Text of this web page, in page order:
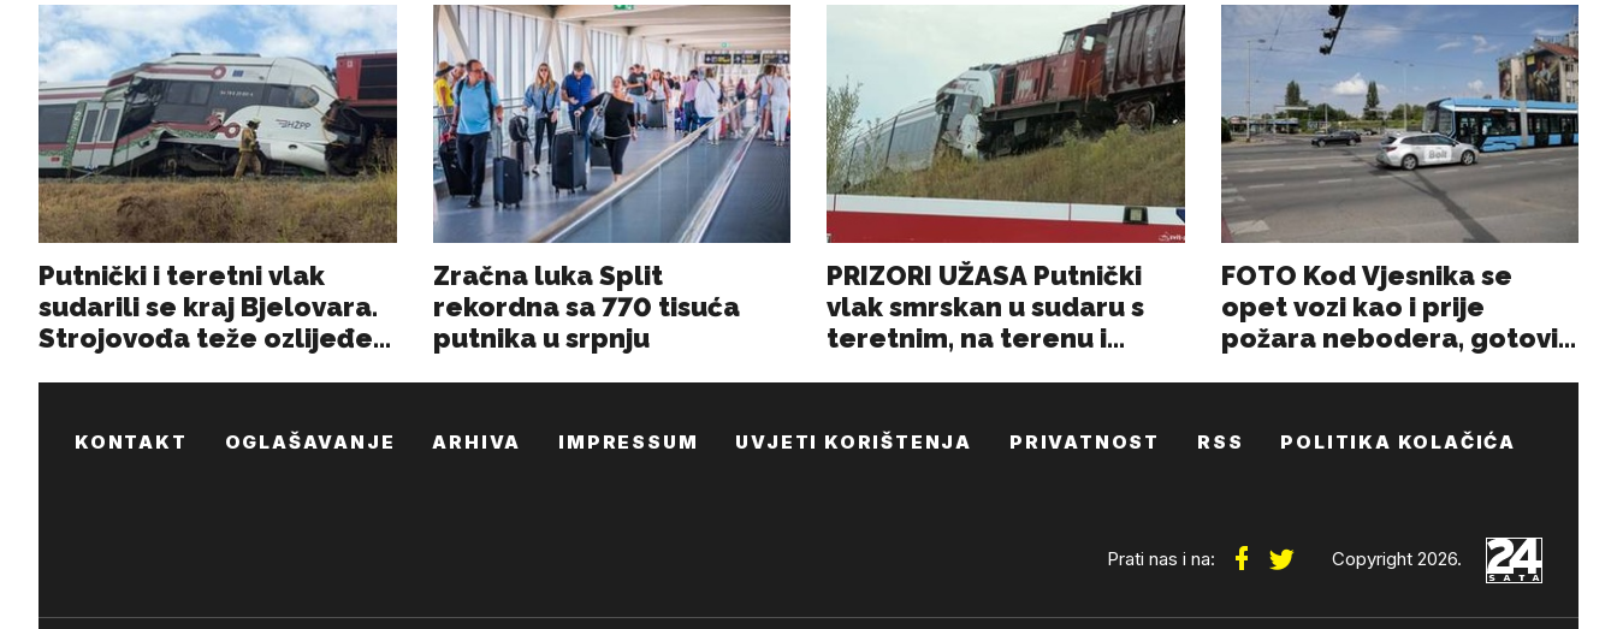
KONTAKT OGLAŠAVANJE ARHIVA IMPRESSUM UVJETI KORIŠTENJA PRIVATNOST RSS POLITIKA KOLAČIĆA
Prati nas i na: Copyright 2026.